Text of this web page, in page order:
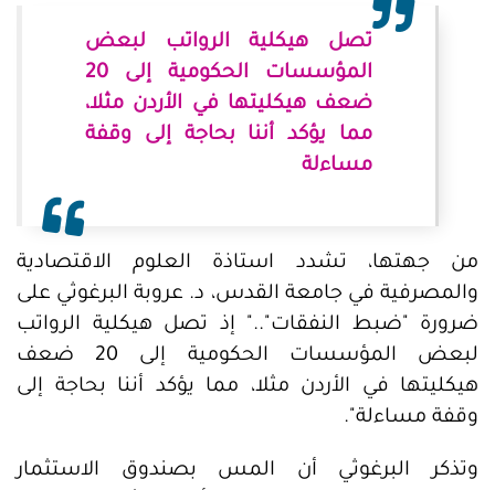
تصل هيكلية الرواتب لبعض
المؤسسات الحكومية إلى 20
ضعف هيكليتها في الأردن مثلا،
مما يؤكد أننا بحاجة إلى وقفة
مساءلة
من جهتها، تشدد استاذة العلوم الاقتصادية
والمصرفية في جامعة القدس، د. عروبة البرغوثي على
ضرورة "ضبط النفقات".." إذ تصل هيكلية الرواتب
لبعض المؤسسات الحكومية إلى 20 ضعف
هيكليتها في الأردن مثلا، مما يؤكد أننا بحاجة إلى
وقفة مساءلة".
وتذكر البرغوثي أن المس بصندوق الاستثمار